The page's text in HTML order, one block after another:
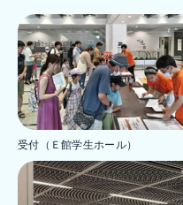
受付（Ｅ館学生ホール）